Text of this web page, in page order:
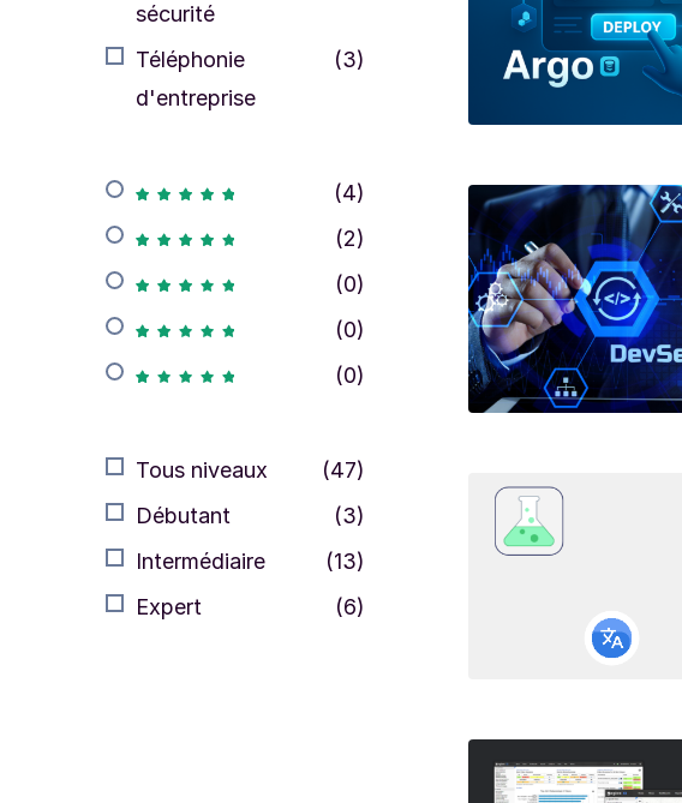
sécurité
Téléphonie
d'entreprise
(3)
(4)
(2)
(0)
(0)
(0)
Tous niveaux
(47)
Débutant
(3)
Intermédiaire
(13)
Expert
(6)